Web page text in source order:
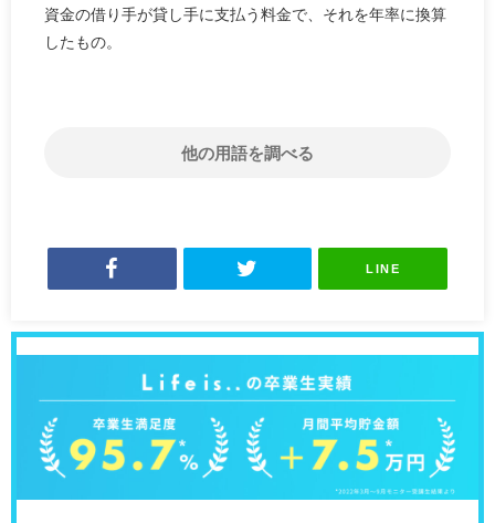
資金の借り手が貸し手に支払う料金で、それを年率に換算
したもの。
他の用語を調べる
LINE